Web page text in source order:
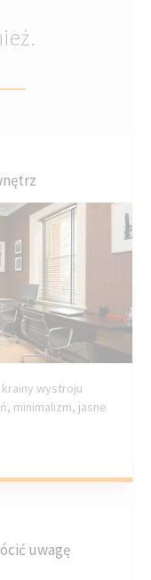
wystroju
minimalizm, jasne
uwagę